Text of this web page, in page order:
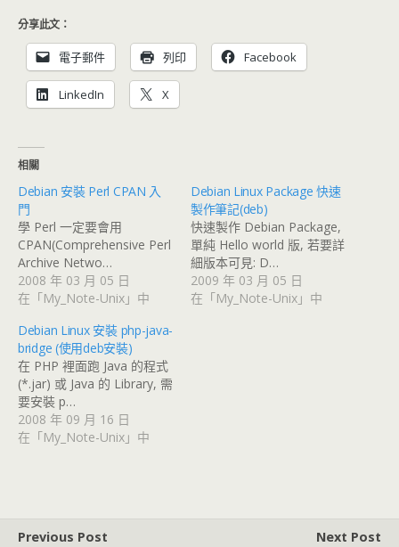
分享此文：
電子郵件 列印 Facebook
LinkedIn X
相關
Debian 安裝 Perl CPAN 入
門
學 Perl 一定要會用
CPAN(Comprehensive Perl
Archive Netwo…
2008 年 03 月 05 日
在「My_Note-Unix」中
Debian Linux Package 快速
製作筆記(deb)
快速製作 Debian Package,
單純 Hello world 版, 若要詳
細版本可見: D…
2009 年 03 月 05 日
在「My_Note-Unix」中
Debian Linux 安裝 php-java-
bridge (使用deb安裝)
在 PHP 裡面跑 Java 的程式
(*.jar) 或 Java 的 Library, 需
要安裝 p…
2008 年 09 月 16 日
在「My_Note-Unix」中
Previous Post
Next Post